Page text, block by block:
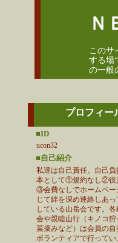
Ｎ
このサ
する場
の一般
プロフィー
■ID
ucon32
■自己紹介
私達は自己責任。自己負
本として①規約なし②役
③会費なしでホームペー
じて絆を深め連絡しあ
している山岳会です。各
会や親睦山行（キノコ狩
菜摘みなど）は会員の自
ボランティアで行ってい